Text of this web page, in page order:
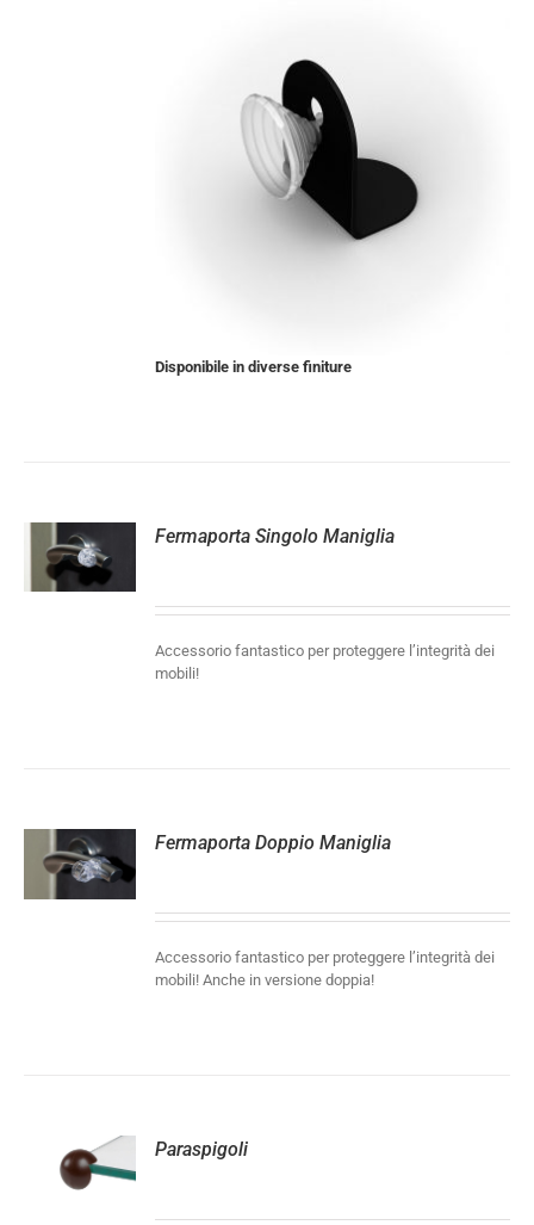
Disponibile in diverse finiture
Fermaporta Singolo Maniglia
Accessorio fantastico per proteggere l’integrità dei
mobili!
Fermaporta Doppio Maniglia
Accessorio fantastico per proteggere l’integrità dei
mobili! Anche in versione doppia!
Paraspigoli